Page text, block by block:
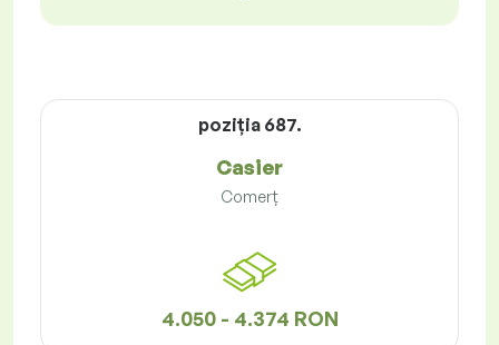
poziţia 687.
Casier
Comerț
4.050 - 4.374 RON